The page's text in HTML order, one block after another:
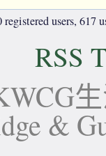
users, 617
RSS
&